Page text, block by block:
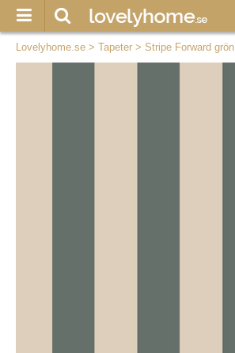
Lovelyhome.se > Tapeter > Stripe Forward grön